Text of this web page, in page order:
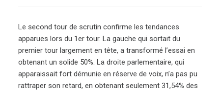
Le second tour de scrutin confirme les tendances
apparues lors du 1er tour. La gauche qui sortait du
premier tour largement en tête, a transformé l’essai en
obtenant un solide 50%. La droite parlementaire, qui
apparaissait fort démunie en réserve de voix, n’a pas pu
rattraper son retard, en obtenant seulement 31,54% des